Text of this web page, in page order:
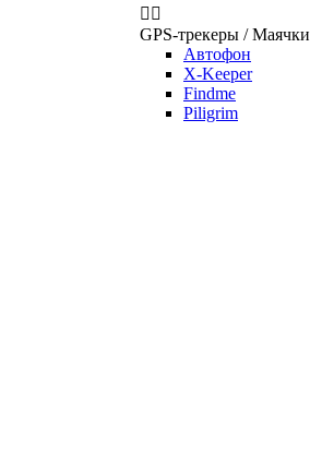
 
GPS-трекеры / Маячки
Автофон
X-Keeper
Findme
Piligrim